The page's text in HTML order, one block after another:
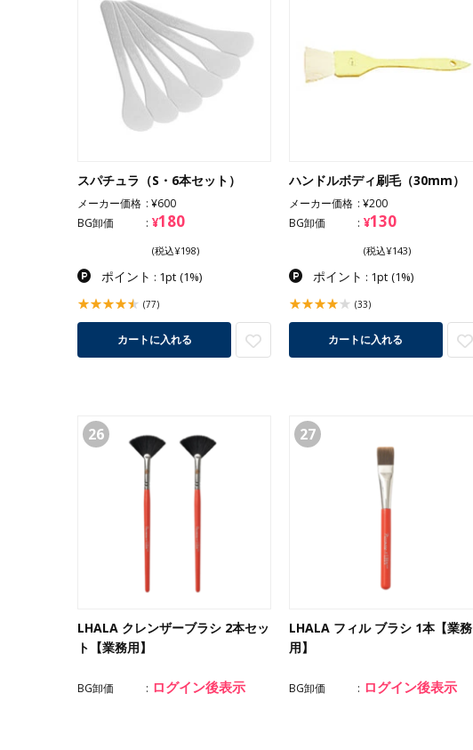
スパチュラ（S・6本セット）
メーカー価格
¥600
BG卸価
¥180
(税込¥198)
ポイント : 1pt (1%)
(77)
カートに入れる
ハンドルボディ刷毛（30mm）
メーカー価格
¥200
BG卸価
¥130
(税込¥143)
ポイント : 1pt (1%)
(33)
カートに入れる
26
LHALA クレンザーブラシ 2本セッ
ト【業務用】
BG卸価 ログイン後表示
27
LHALA フィル ブラシ 1本【業務
用】
BG卸価 ログイン後表示